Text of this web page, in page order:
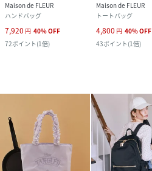
Maison de FLEUR
ハンドバッグ
7,920 円 40%OFF
72ポイント(1倍)
Maison de FLEUR
トートバッグ
4,800 円 40%OFF
43ポイント(1倍)